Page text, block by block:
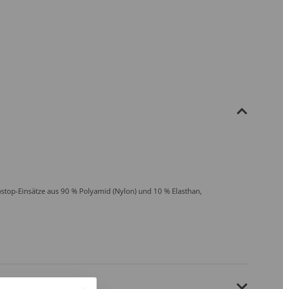
Einsätze aus 90 % Polyamid (Nylon) und 10 % Elasthan,